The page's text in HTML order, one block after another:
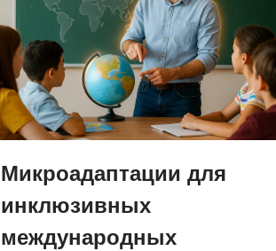
Микроадаптации для
инклюзивных
международных